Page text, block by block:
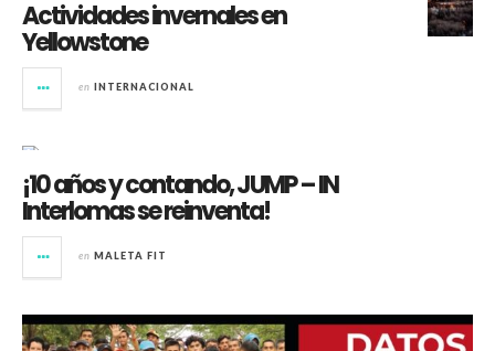
Actividades invernales en
Yellowstone
en INTERNACIONAL
¡10 años y contando, JUMP – IN
Interlomas se reinventa!
en MALETA FIT